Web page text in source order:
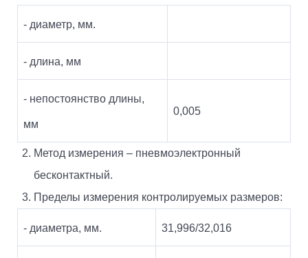
- диаметр, мм.
- длина, мм
- непостоянство длины,
мм
0,005
Метод измерения – пневмоэлектронный
бесконтактный.
Пределы измерения контролируемых размеров:
- диаметра, мм. 31,996/32,016